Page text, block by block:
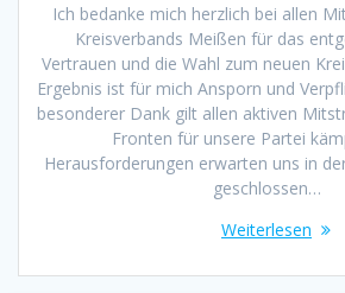
Ich bedanke mich herzlich bei allen
Kreisverbands Meißen für das
Vertrauen und die Wahl zum neuen
Ergebnis ist für mich Ansporn und
besonderer Dank gilt allen aktiven
Fronten für unsere Partei
Herausforderungen erwarten uns in
geschlossen…
Weiterlesen